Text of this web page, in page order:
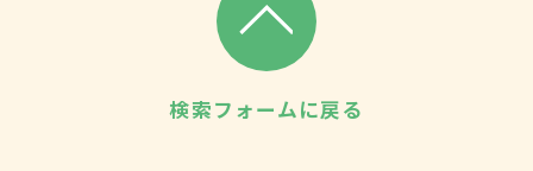
検索フォームに戻る